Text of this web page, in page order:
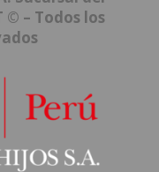
© – Todos los